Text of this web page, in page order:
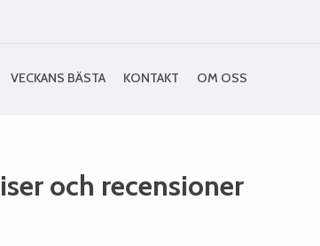
VECKANS BÄSTA KONTAKT OM OSS
och recensioner